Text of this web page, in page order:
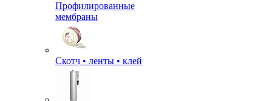
Профилированные
мембраны
Скотч • ленты • клей